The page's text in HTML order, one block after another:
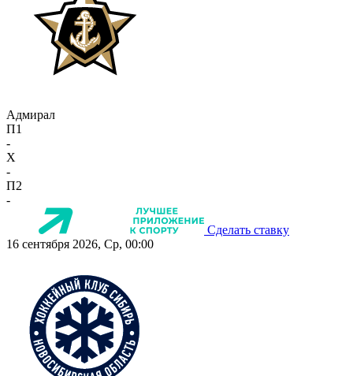
Адмирал
П1
-
X
-
П2
-
Сделать ставку
16 сентября 2026, Ср, 00:00